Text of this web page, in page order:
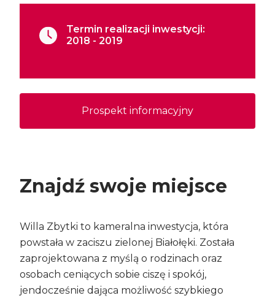
Znajdź swoje miejsce
Willa Zbytki to kameralna inwestycja, która
powstała w zaciszu zielonej Białołęki. Została
zaprojektowana z myślą o rodzinach oraz
osobach ceniących sobie ciszę i spokój,
jendocześnie dająca możliwość szybkiego
Termin realizacji inwestycji:
2018 - 2019
Prospekt informacyjny